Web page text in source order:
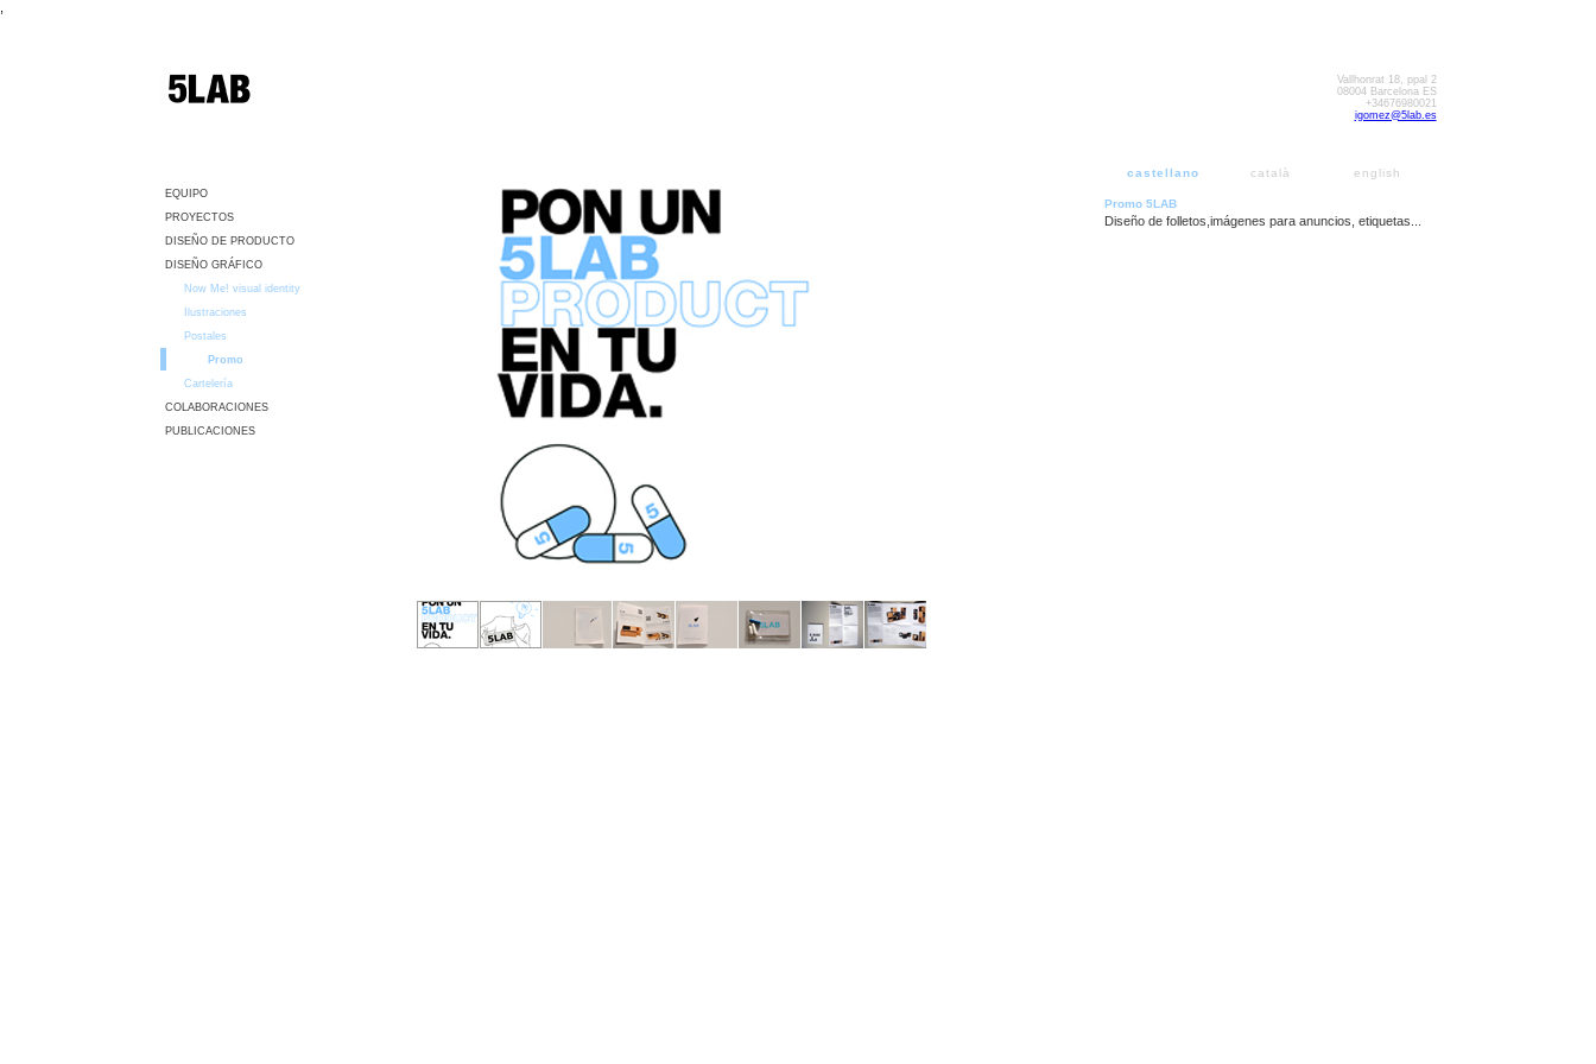
Vallhonrat 18, ppal 2
08004 Barcelona ES
+34676980021
igomez@5lab.es
EQUIPO
PROYECTOS
DISEÑO DE PRODUCTO
DISEÑO GRÁFICO
Now Me! visual identity
Ilustraciones
Postales
Promo
Cartelería
COLABORACIONES
PUBLICACIONES
castellano català english
Promo 5LAB
Diseño de folletos,imágenes para anuncios, etiquetas...